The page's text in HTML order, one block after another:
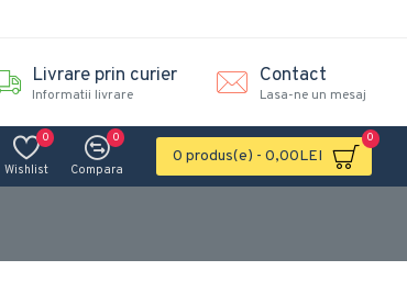
Livrare prin curier
Informatii livrare
Contact
Lasa-ne un mesaj
Wishlist
0
Compara
0
0 produs(e) - 0,00LEI
0